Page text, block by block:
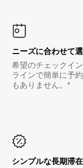
ニーズに合わせて
希望のチェックイ
ラインで簡単に予
もありません。*
シンプルな長期滞